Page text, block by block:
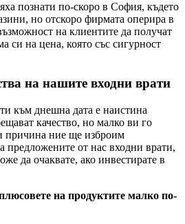
познати по-скоро в София, където
но отскоро фирмата оперира в
на клиентите да получат
си на цена, която със сигурност
на нашите входни врати
към днешна дата е наистина
качество, но малко ви го
причина ние ще изброим
предложените от нас входни врати,
да очаквате, ако инвестирате в
на продуктите малко по-